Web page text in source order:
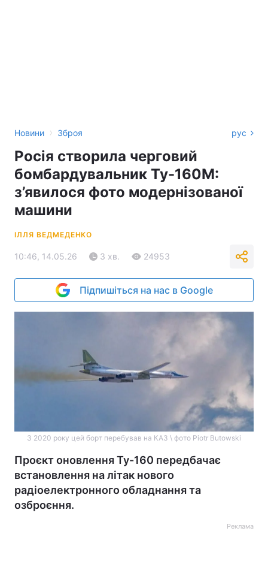
Новини › Зброя рус
Росія створила черговий
бомбардувальник Ту-160М:
з’явилося фото модернізованої
машини
ІЛЛЯ ВЕДМЕДЕНКО
10:46, 14.05.26 3 хв. 24953
Підпишіться на нас в Google
З 2020 року цей борт перебував на КАЗ \ фото Piotr Butowski
Проєкт оновлення Ту-160 передбачає
встановлення на літак нового
радіоелектронного обладнання та
озброєння.
Реклама